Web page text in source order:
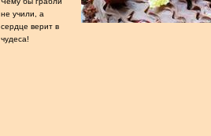
не учили, а
сердце верит в
чудеса!